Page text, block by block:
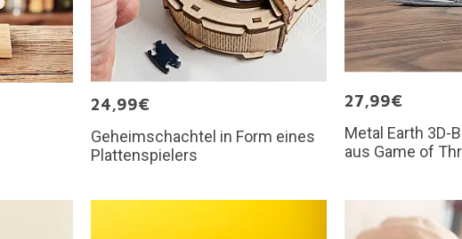
24,99€
Geheimschachtel in Form eines
Plattenspielers
27,99€
Metal Earth 3D-
aus Game of